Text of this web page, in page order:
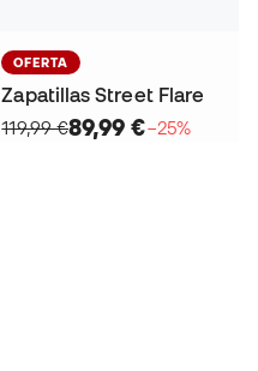
OFERTA
Zapatillas Street Flare
119,99 €89,99 €−25%